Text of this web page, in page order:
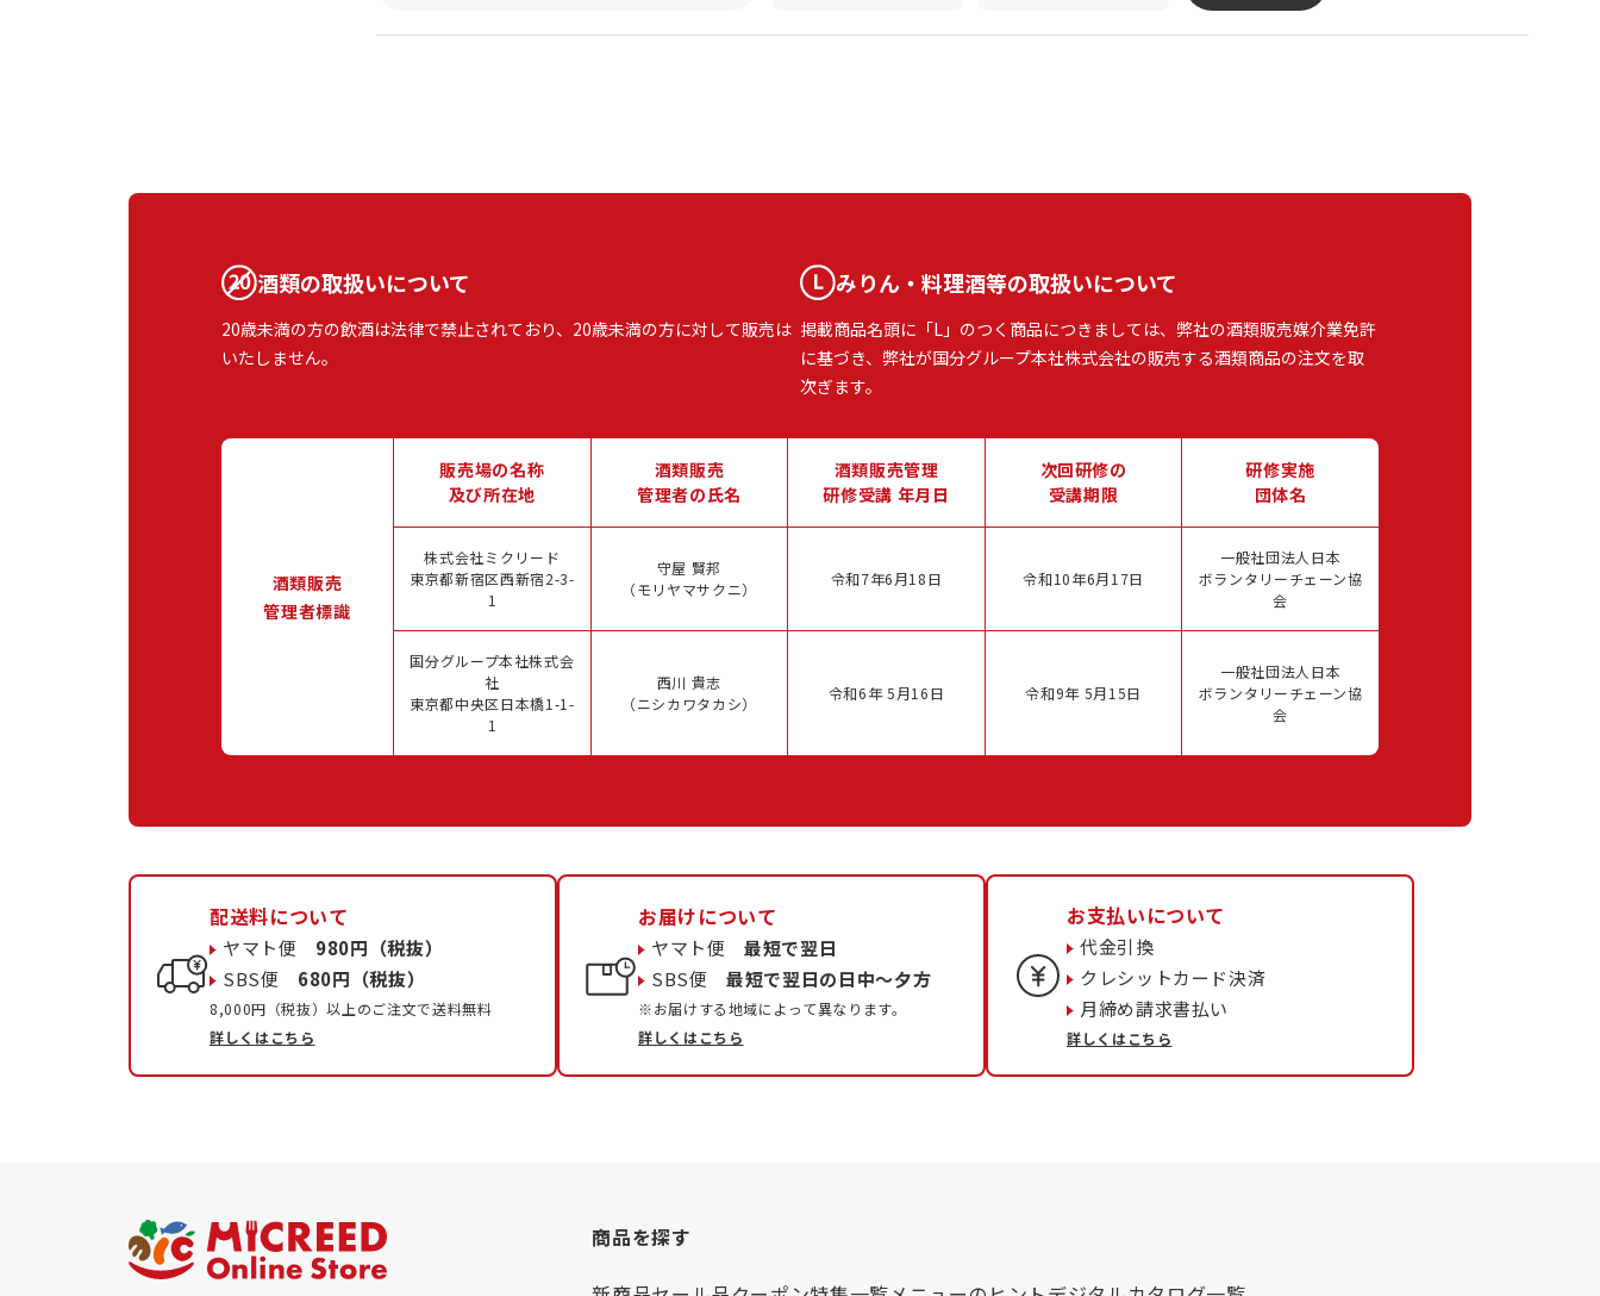
酒類の取扱いについて
20歳未満の方の飲酒は法律で禁止されており、20歳未満の方に対して販売は
いたしません。
みりん・料理酒等の取扱いについて
掲載商品名頭に「L」のつく商品につきましては、弊社の酒類販売媒介業免許
に基づき、弊社が国分グループ本社株式会社の販売する酒類商品の注文を取
次ぎます。
酒類販売
管理者標識
販売場の名称
及び所在地
酒類販売
管理者の氏名
酒類販売管理
研修受講 年月日
次回研修の
受講期限
研修実施
団体名
株式会社ミクリード
東京都新宿区西新宿2-3-
1
守屋 賢邦
（モリヤマサクニ）
令和7年6月18日 令和10年6月17日
一般社団法人日本
ボランタリーチェーン協
会
国分グループ本社株式会
社
東京都中央区日本橋1-1-
1
西川 貴志
（ニシカワタカシ）
令和6年 5月16日 令和9年 5月15日
一般社団法人日本
ボランタリーチェーン協
会
配送料について
ヤマト便 980円（税抜）
SBS便 680円（税抜）
8,000円（税抜）以上のご注文で送料無料
詳しくはこちら
お届けについて
ヤマト便最短で翌日
SBS便最短で翌日の日中〜夕方
※お届けする地域によって異なります。
詳しくはこちら
お支払いについて
代金引換
クレシットカード決済
月締め請求書払い
詳しくはこちら
商品を探す